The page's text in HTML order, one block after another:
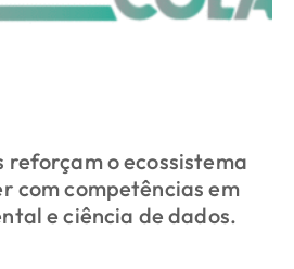
reforçam o ecossistema
com competências em
e ciência de dados.